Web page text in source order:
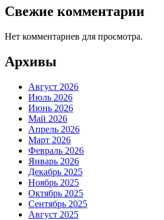
Свежие комментарии
Нет комментариев для просмотра.
Архивы
Август 2026
Июль 2026
Июнь 2026
Май 2026
Апрель 2026
Март 2026
Февраль 2026
Январь 2026
Декабрь 2025
Ноябрь 2025
Октябрь 2025
Сентябрь 2025
Август 2025